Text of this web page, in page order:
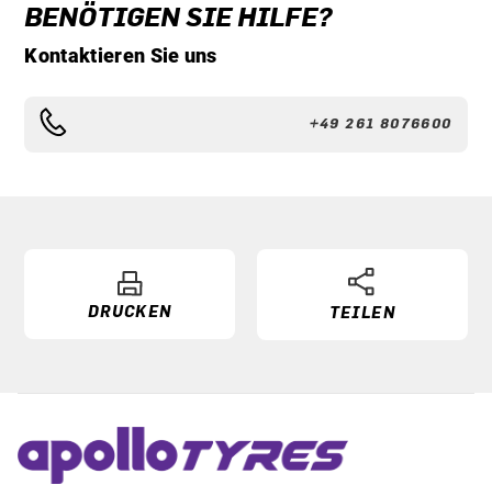
BENÖTIGEN SIE HILFE?
Kontaktieren Sie uns
+49 261 8076600
DRUCKEN TEILEN